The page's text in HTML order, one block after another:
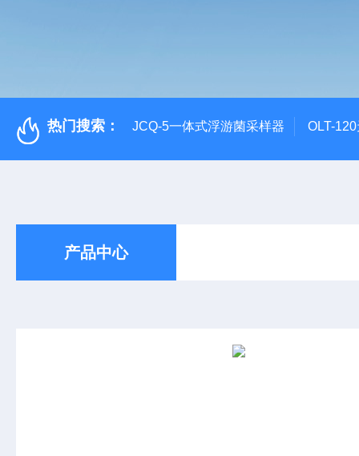
热门搜索： JCQ-5一体式浮游菌采样器 OLT-
产品中心